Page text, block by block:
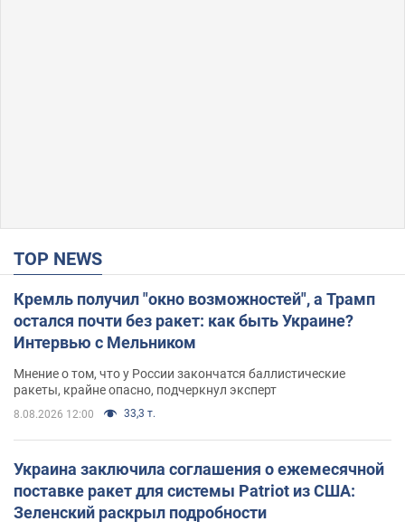
TOP NEWS
Кремль получил "окно возможностей", а Трамп
остался почти без ракет: как быть Украине?
Интервью с Мельником
Мнение о том, что у России закончатся баллистические
ракеты, крайне опасно, подчеркнул эксперт
8.08.2026 12:00 33,3 т.
Украина заключила соглашения о ежемесячной
поставке ракет для системы Patriot из США:
Зеленский раскрыл подробности